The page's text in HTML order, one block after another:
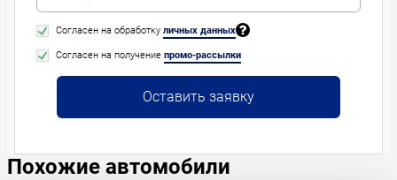
Согласен на обработку личных данных
Согласен на получение промо-рассылки
Оставить заявку
Похожие автомобили